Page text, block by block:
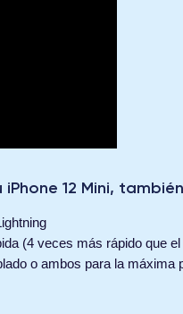
12 Mini,
(4 veces más rápido que
o ambos para la máxima